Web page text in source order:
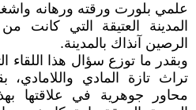
علمي بلورت ورقته ورهانه
المدينة العتيقة التي كانت
الرصين آنذاك بالمدينة.
وبقدر ما توزع سؤال هذا اللقاء
تراث تازة المادي واللامادي،
محاور جوهرية في علاقتها